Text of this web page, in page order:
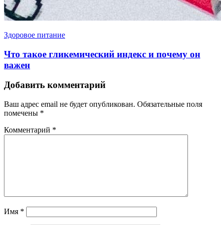
Здоровое питание
Что такое гликемический индекс и почему он
важен
Добавить комментарий
Ваш адрес email не будет опубликован. Обязательные поля
помечены *
Комментарий *
Имя *